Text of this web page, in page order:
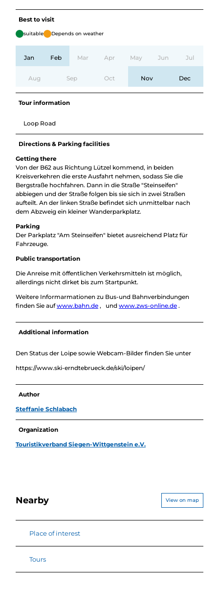
Best to visit
suitable Depends on weather
Jan Feb Mar Apr May Jun Jul
Aug Sep Oct Nov Dec
Tour information
Loop Road
Directions & Parking facilities
Getting there
Von der B62 aus Richtung Lützel kommend, in beiden
Kreisverkehren die erste Ausfahrt nehmen, sodass Sie die
Bergstraße hochfahren. Dann in die Straße "Steinseifen"
abbiegen und der Straße folgen bis sie sich in zwei Straßen
aufteilt. An der linken Straße befindet sich unmittelbar nach
dem Abzweig ein kleiner Wanderparkplatz.
Parking
Der Parkplatz "Am Steinseifen" bietet ausreichend Platz für
Fahrzeuge.
Public transportation
Die Anreise mit öffentlichen Verkehrsmitteln ist möglich,
allerdings nicht dirket bis zum Startpunkt.
Weitere Informarmationen zu Bus-und Bahnverbindungen
finden Sie aufwww.bahn.de , und www.zws-online.de .
Additional information
Den Status der Loipe sowie Webcam-Bilder finden Sie unter
https://www.ski-erndtebrueck.de/ski/loipen/
Author
Steffanie Schlabach
Organization
Touristikverband Siegen-Wittgenstein e.V.
Nearby View on map
Place of interest
Tours